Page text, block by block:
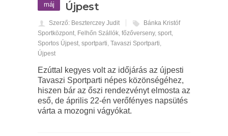
máj
Újpest
Szerző: Beszterczey Judit
Bánka Kristóf
Sportközpont, Felhőn Szállók, főzőverseny, sport,
Sportos Újpest, sportparti, Tavaszi Sportparti,
Újpest
Ezúttal kegyes volt az időjárás az újpesti
Tavaszi Sportparti népes közönségéhez,
hiszen bár az őszi rendezvényt elmosta az
eső, de április 22-én verőfényes napsütés
várta a mozogni vágyókat.